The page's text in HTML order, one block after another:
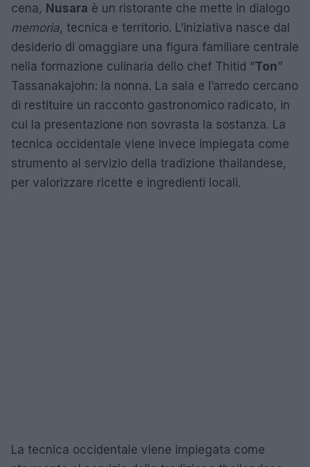
cena, Nusara è un ristorante che mette in dialogo
memoria, tecnica e territorio. L’iniziativa nasce dal
desiderio di omaggiare una figura familiare centrale
nella formazione culinaria dello chef Thitid “Ton”
Tassanakajohn: la nonna. La sala e l’arredo cercano
di restituire un racconto gastronomico radicato, in
cui la presentazione non sovrasta la sostanza. La
tecnica occidentale viene invece impiegata come
strumento al servizio della tradizione thailandese,
per valorizzare ricette e ingredienti locali.
La tecnica occidentale viene impiegata come